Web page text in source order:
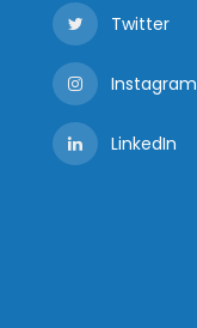
Twitter
Instagram
LinkedIn